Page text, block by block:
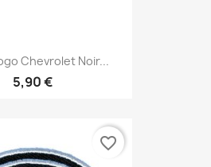
Chevrolet Noir...
5,90 €
favorite_border